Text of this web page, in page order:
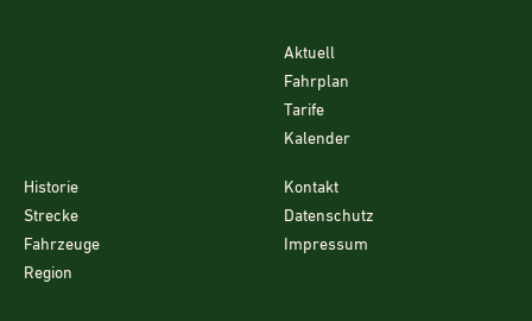
Aktuell
Fahrplan
Tarife
Kalender
Historie
Strecke
Fahrzeuge
Region
Kontakt
Datenschutz
Impressum